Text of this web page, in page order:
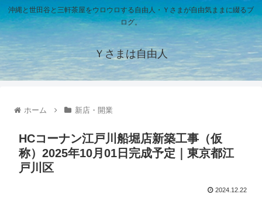
沖縄と世田谷と三軒茶屋をウロウロする自由人・Ｙさまが自由気ままに綴るブ
ログ。
Ｙさまは自由人
ホーム 新店・開業
HCコーナン江戸川船堀店新築工事（仮
称）2025年10月01日完成予定｜東京都江
戸川区
2024.12.22